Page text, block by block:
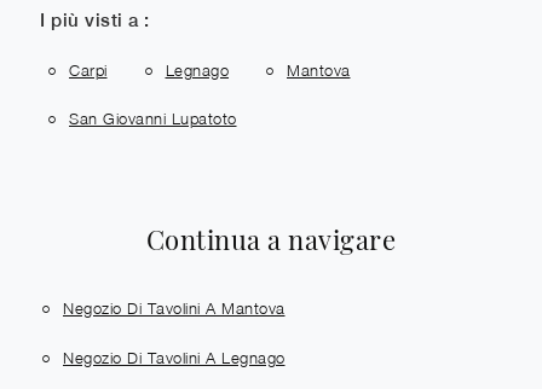
I più visti a :
Carpi Legnago Mantova
San Giovanni Lupatoto
Continua a navigare
Negozio Di Tavolini A Mantova
Negozio Di Tavolini A Legnago